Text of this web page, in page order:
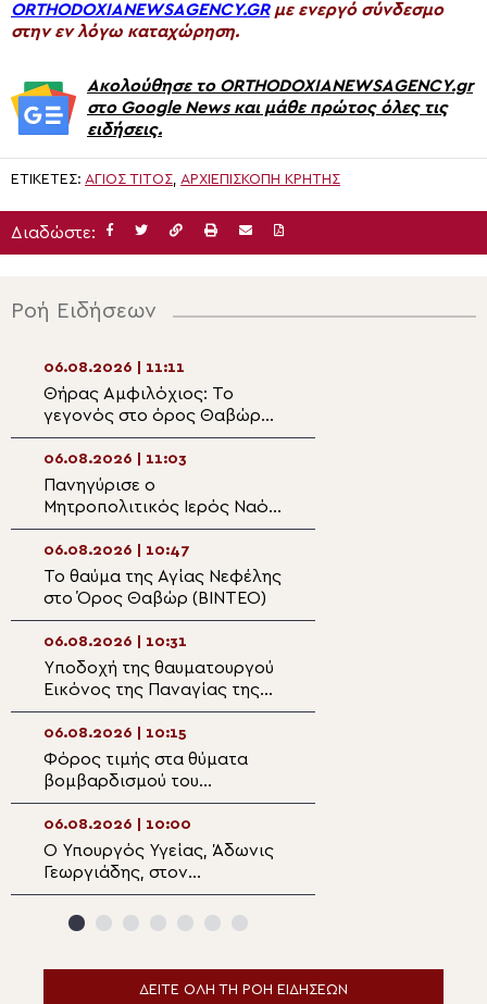
ORTHODOXIANEWSAGENCY.GRμε ενεργό σύνδεσμο
στην εν λόγω καταχώρηση.
Ακολούθησε το ORTHODOXIANEWSAGENCY.gr
στο Google News και μάθε πρώτος όλες τις
ειδήσεις.
ΕΤΙΚΈΤΕΣ: ΆΓΙΟΣ ΤΊΤΟΣ, ΑΡΧΙΕΠΙΣΚΟΠΉ ΚΡΉΤΗΣ
Διαδώστε:
Ροή Ειδήσεων
06.08.2026 | 11:11
Θήρας Αμφιλόχιος: Το
γεγονός στο όρος Θαβώρ
αποτελεί αλλά μία
πρόσκληση προς κάθε
άνθρωπο
06.08.2026 | 11:03
Πανηγύρισε ο
Μητροπολιτικός Ιερός Ναός
Μεταμορφώσεως του
Σωτήρος Ναούσης
06.08.2026 | 10:47
Το θαύμα της Αγίας Νεφέλης
στο Όρος Θαβώρ (ΒΙΝΤΕΟ)
06.08.2026 | 10:31
Yποδοχή της θαυματουργού
Εικόνος της Παναγίας της
Ροβέλιστας στην
πανηγυρίζουσα ενορία
Συκεών Άρτης
06.08.2026 | 10:15
Φόρος τιμής στα θύματα
βομβαρδισμού του
Νοσοκομείου Αθαλάσσας
κατά την τουρκική εισβολή
06.08.2026 | 10:00
Ο Υπουργός Υγείας, Άδωνις
Γεωργιάδης, στον
Μητροπολίτη Φθιώτιδος
Συμεών
ΔΕΙΤΕ ΟΛΗ ΤΗ ΡΟΗ ΕΙΔΗΣΕΩΝ